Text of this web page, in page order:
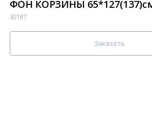
ФОН КОРЗИНЫ
30187
Заказать